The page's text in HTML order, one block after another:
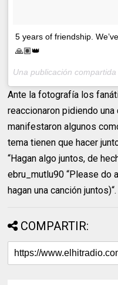
5 years of friendship.
🙏🏽👑
Una publicación compartida
Ante la fotografía los
reaccionaron pidiendo
manifestaron algunos
tema tienen que hacer
“Hagan algo juntos, de
ebru_mutlu90 “Please do
hagan una canción juntos)“.
COMPARTIR: